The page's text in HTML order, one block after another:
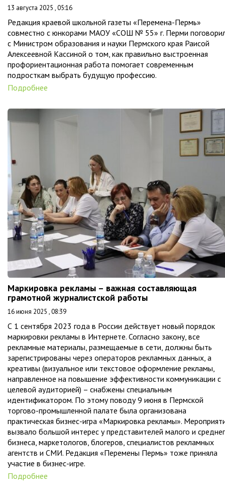
13 августа 2025 , 05:16
Редакция краевой школьной газеты «Перемена-Пермь»
совместно с юнкорами МАОУ «СОШ № 55» г. Перми
с Министром образования и науки Пермского края Раисой
Алексеевной Кассиной о том, как правильно выстроенная
профориентационная работа помогает современным
подросткам выбрать будущую профессию.
Подробнее
Маркировка рекламы – важная составляющая
грамотной журналистской работы
16 июня 2025 , 08:39
С 1 сентября 2023 года в России действует новый порядок
маркировки рекламы в Интернете. Согласно закону, все
рекламные материалы, размещаемые в сети, должны быть
зарегистрированы через операторов рекламных данных, а
креативы (визуальное или текстовое оформление рекламы,
направленное на повышение эффективности коммуникации с
целевой аудиторией) – снабжены специальным
идентификатором. По этому поводу 9 июня в Пермской
торгово-промышленной палате была организована
практическая бизнес-игра «Маркировка рекламы».
вызвало большой интерес у представителей малого и
бизнеса, маркетологов, блогеров, специалистов рекламных
агентств и СМИ. Редакция «Перемены Пермь» тоже приняла
участие в бизнес-игре.
Подробнее